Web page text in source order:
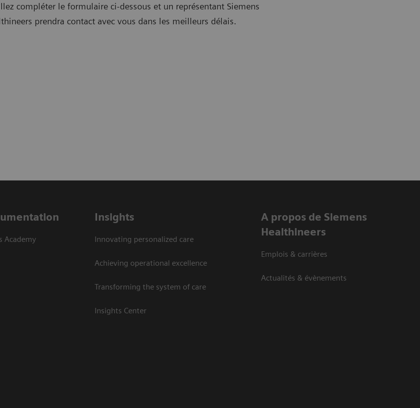
compléter le formulaire ci-dessous et un représentant Siemens
prendra contact avec vous dans les meilleurs délais.
Academy
Insights
Innovating personalized care
Achieving operational excellence
Transforming the system of care
Insights Center
A propos de Siemens
Healthineers
Emplois & carrières
Actualités & évènements